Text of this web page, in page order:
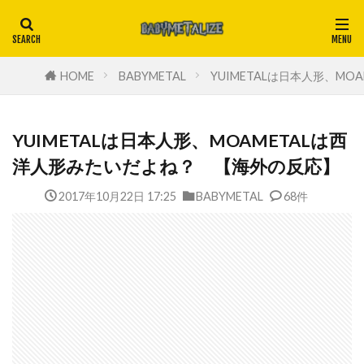
HOME BABYMETAL YUIMETALは日本人形、
YUIMETALは日本人形、MOAMETALは西
洋人形みたいだよね？ 【海外の反応】
2017年10月22日 17:25 BABYMETAL 68件